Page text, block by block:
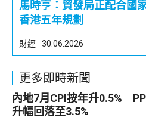
馬時亨：貿發局正配合國
香港五年規劃
財經 30.06.2026
更多即時新聞
內地7月CPI按年升0.5%
升幅回落至3.5%